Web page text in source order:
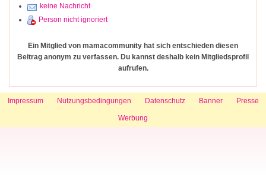
keine Nachricht
Person nicht ignoriert
Ein Mitglied von mamacommunity hat sich entschieden diesen
Beitrag anonym zu verfassen. Du kannst deshalb kein Mitgliedsprofil
aufrufen.
Impressum Nutzungsbedingungen Datenschutz Banner Presse
Werbung